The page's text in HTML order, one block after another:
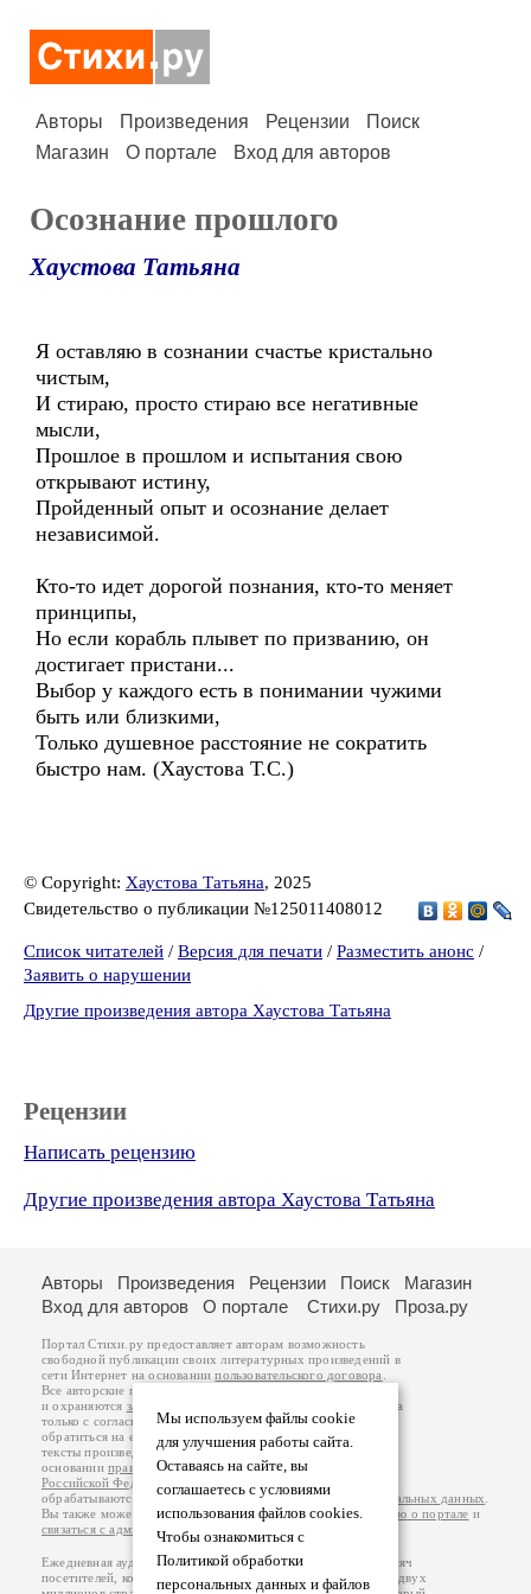
Авторы Произведения Рецензии
Поиск
Магазин
О портале Вход для авторов
Осознание прошлого
Хаустова Татьяна
Я оставляю в сознании счастье кристально
чистым,
И стираю, просто стираю все негативные
мысли,
Прошлое в прошлом и испытания свою
открывают истину,
Пройденный опыт и осознание делает
независимой.
Кто-то идет дорогой познания, кто-то меняет
принципы,
Но если корабль плывет по призванию, он
достигает пристани...
Выбор у каждого есть в понимании чужими
быть или близкими,
Только душевное расстояние не сократить
быстро нам. (Хаустова Т.С.)
© Copyright: Хаустова Татьяна, 2025
Свидетельство о публикации №125011408012
Список читателей / Версия для печати / Разместить анонс /
Заявить о нарушении
Другие произведения автора Хаустова Татьяна
Рецензии
Написать рецензию
Другие произведения автора Хаустова Татьяна
Мы используем файлы cookie
для улучшения работы сайта.
Оставаясь на сайте, вы
соглашаетесь с условиями
использования файлов cookies.
Чтобы ознакомиться с
Политикой обработки
персональных данных и файлов
Авторы Произведения Рецензии Поиск
Магазин
Вход для авторов
О портале Стихи.ру Проза.ру
Портал Стихи.ру предоставляет авторам возможность
свободной публикации своих литературных произведений в
сети Интернет на основаниипользовательского договора
Все авторские права на произведения принадлежат авторам
и охраняются законом
. Перепечатка произведений возможна
только с согласия его автора, к которому вы можете
обратиться на его авторской странице. Ответственность за
тексты произведений авторы несут самостоятельно на
основанииправил публикацииизаконодательства
Российской Федерации
обрабатываются на основанииПолитики обработки персональных данных
Вы также можете посмотреть более подробнуюинформацию о портале и
связаться с администрацией
Ежедневная аудитория портала Стихи.ру – порядка 200 тысяч
посетителей, которые в общей сумме просматривают более двух